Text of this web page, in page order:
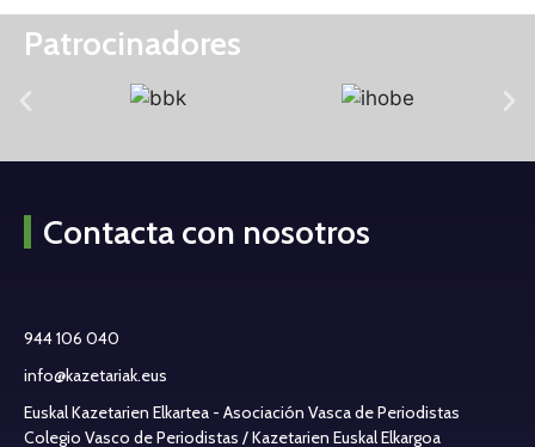
Patrocinadores
Contacta con nosotros
944 106 040
info@kazetariak.eus
Euskal Kazetarien Elkartea - Asociación Vasca de Periodistas
Colegio Vasco de Periodistas / Kazetarien Euskal Elkargoa